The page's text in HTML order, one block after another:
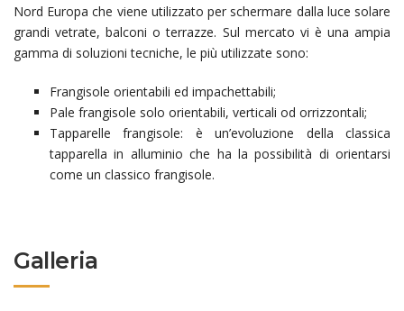
Nord Europa che viene utilizzato per schermare dalla luce solare
grandi vetrate, balconi o terrazze. Sul mercato vi è una ampia
gamma di soluzioni tecniche, le più utilizzate sono:
Frangisole orientabili ed impachettabili;
Pale frangisole solo orientabili, verticali od orrizzontali;
Tapparelle frangisole: è un’evoluzione della classica
tapparella in alluminio che ha la possibilità di orientarsi
come un classico frangisole.
Galleria